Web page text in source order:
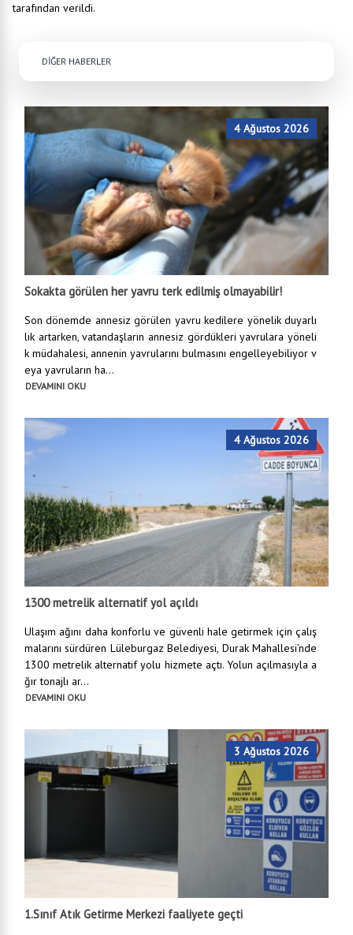
tarafından verildi.
DİĞER HABERLER
4 Ağustos 2026
Sokakta görülen her yavru terk edilmiş olmayabilir!
Son dönemde annesiz görülen yavru kedilere yönelik duyarlı
lık artarken, vatandaşların annesiz gördükleri yavrulara yöneli
k müdahalesi, annenin yavrularını bulmasını engelleyebiliyor v
eya yavruların ha...
DEVAMINI OKU
4 Ağustos 2026
1300 metrelik alternatif yol açıldı
Ulaşım ağını daha konforlu ve güvenli hale getirmek için çalış
malarını sürdüren Lüleburgaz Belediyesi, Durak Mahallesi’nde
1300 metrelik alternatif yolu hizmete açtı. Yolun açılmasıyla a
ğır tonajlı ar...
DEVAMINI OKU
3 Ağustos 2026
1.Sınıf Atık Getirme Merkezi faaliyete geçti